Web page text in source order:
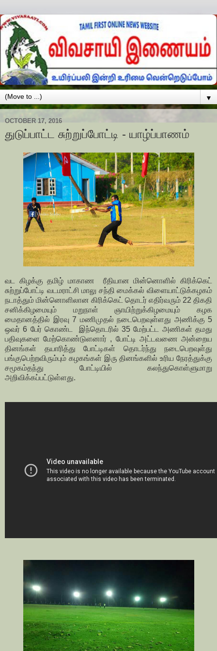
▼
OCTOBER 17, 2016
துடுப்பாட்ட சுற்றுப்போட்டி - யாழ்ப்பாணம்
வட கிழக்கு தமிழ் மாகாண ரீதியான மின்னொளில் கிரிக்கெட்
சுற்றுப்போட்டி வடமராட்சி மாலு சந்தி மைக்கல் விளையாட்டுக்கழகம்
நடாத்தும் மின்னொளிலான கிரிக்கெட் தொடர் எதிர்வரும் 22 திகதி
சனிக்கிழமையும் மறுநாள் ஞாயிற்றுக்கிழமையும் கழக
மைதானத்தில் இரவு 7 மணிமுதல் நடைபெறவுள்ளது அணிக்கு 5
ஒவர் 6 பேர் கொண்ட இந்தொடரில் 35 மேற்பட்ட அணிகள் தமது
பதிவுகளை மேற்கொண்டுளனார் , போட்டி அட்டவணை அன்றைய
தினங்கள் தயாரித்து போட்டிகள் தொடர்ந்து நடைபெறவுள்து
பங்குபெற்றவிரும்பும் கழகங்கள் இரு தினங்களில் உரிய நேரத்துக்கு
சமூகம்தந்து போட்டியில் கலந்துகொள்ளுமாறு
அறிவிக்கப்பட்டுள்ளது.